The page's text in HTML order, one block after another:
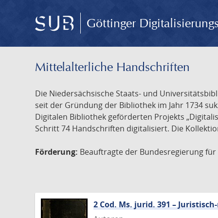
Göttinger
Mittelalterliche Handschriften
Die Niedersächsische Staats- und
seit der Gründung der Bibliothek im Jahr 1734
Digitalen Bibliothek geförderten Projekts
Schritt 74 Handschriften digitalisiert. Die
Förderung: Beauftragte der Bundesregierung
2 Cod. Ms. jurid. 391 –